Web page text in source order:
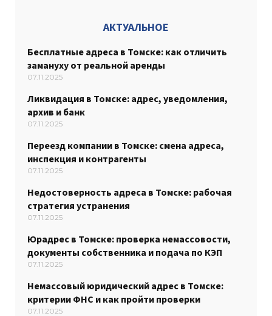
АКТУАЛЬНОЕ
Бесплатные адреса в Томске: как отличить
замануху от реальной аренды
07.11.2025
Ликвидация в Томске: адрес, уведомления,
архив и банк
07.11.2025
Переезд компании в Томске: смена адреса,
инспекция и контрагенты
07.11.2025
Недостоверность адреса в Томске: рабочая
стратегия устранения
07.11.2025
Юрадрес в Томске: проверка немассовости,
документы собственника и подача по КЭП
07.11.2025
Немассовый юридический адрес в Томске:
критерии ФНС и как пройти проверки
07.11.2025